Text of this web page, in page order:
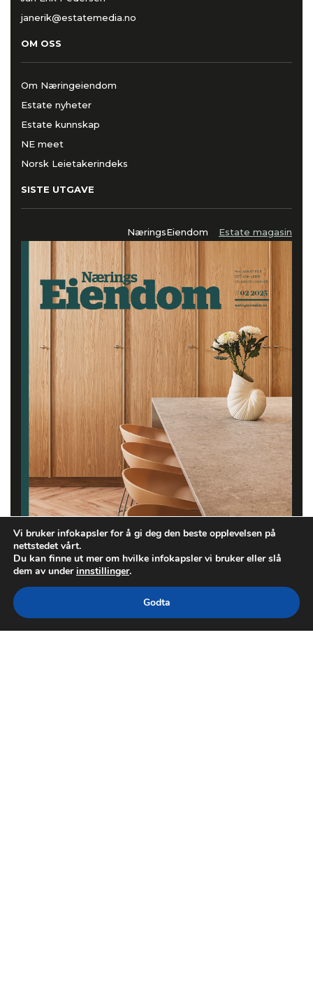
janerik@estatemedia.no
OM OSS
Om Næringeiendom
Estate nyheter
Estate kunnskap
NE meet
Norsk Leietakerindeks
SISTE UTGAVE
NæringsEiendom Estate magasin
Vi bruker infokapsler for å gi deg den beste opplevelsen på
nettstedet vårt.
Du kan finne ut mer om hvilke infokapsler vi bruker eller slå
dem av underinnstillinger.
Godta